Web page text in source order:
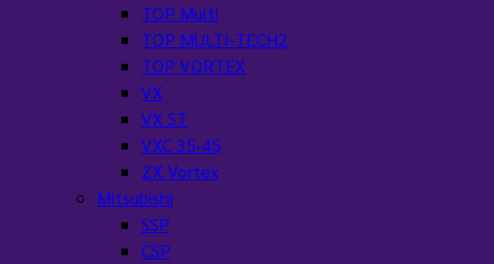
TOP Multi
TOP MULTI-TECH2
TOP VORTEX
VX
VX ST
VXC 35-45
ZX Vortex
Mitsubishi
SSP
CSP